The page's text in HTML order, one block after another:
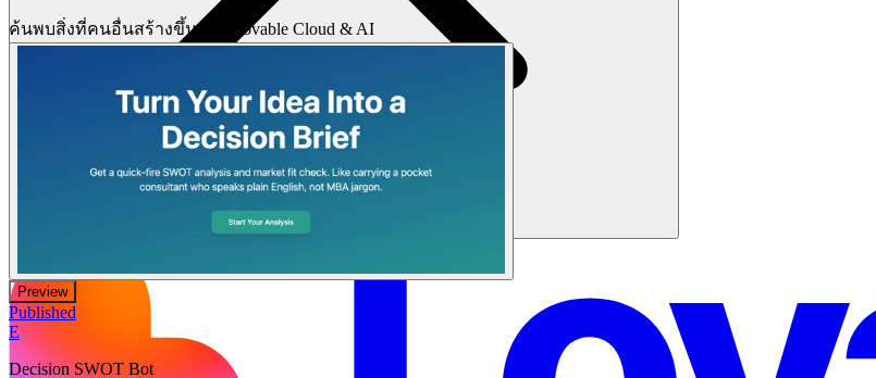
ค้นพบสิ่งที่คนอื่นสร้างขึ้นด้วย Lovable Cloud & AI
Preview
Published
E
Decision SWOT Bot